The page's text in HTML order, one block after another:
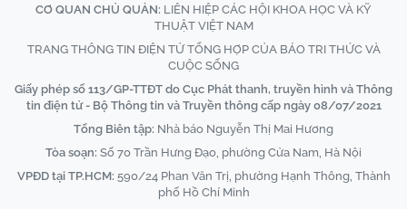
CƠ QUAN CHỦ QUẢN: LIÊN HIỆP CÁC HỘI KHOA HỌC VÀ KỸ
THUẬT VIỆT NAM
TRANG THÔNG TIN ĐIỆN TỬ TỔNG HỢP CỦA BÁO TRI THỨC VÀ
CUỘC SỐNG
Giấy phép số 113/GP-TTĐT do Cục Phát thanh, truyền hình và Thông
tin điện tử - Bộ Thông tin và Truyền thông cấp ngày 08/07/2021
Tổng Biên tập: Nhà báo Nguyễn Thị Mai Hương
Tòa soạn: Số 70 Trần Hưng Đạo, phường Cửa Nam, Hà Nội
VPĐD tại TP.HCM: 590/24 Phan Văn Trị, phường Hạnh Thông, Thành
phố Hồ Chí Minh